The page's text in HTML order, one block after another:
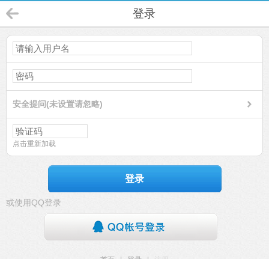
登录
安全提问(未设置请忽略)
点击重新加载
登录
或使用QQ登录